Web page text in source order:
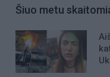
Šiuo metu